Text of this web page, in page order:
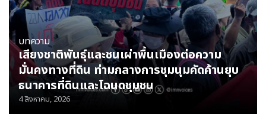
บทความ
เสียงชาติพันธุ์และชนเผ่าพื้นเมืองต่อความ
มั่นคงทางที่ดิน ท่ามกลางการชุมนุมคัดค้านยุบ
ธนาคารที่ดินและโฉนดชุมชน
4 สิงหาคม, 2026